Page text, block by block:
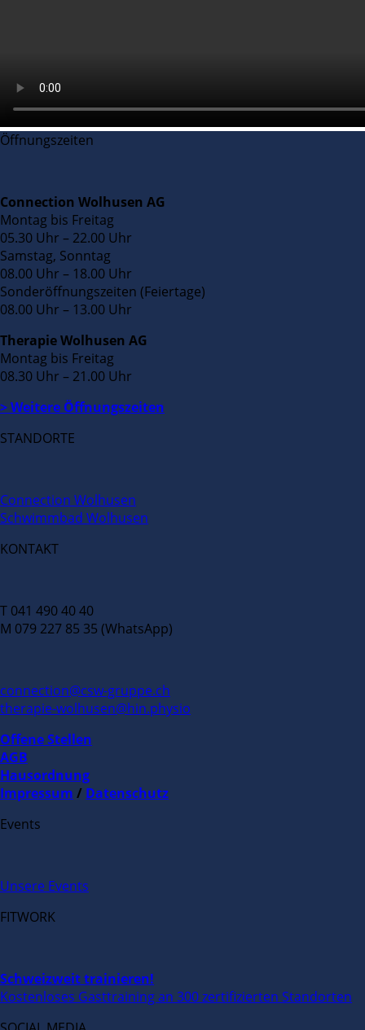
Öffnungszeiten
Connection Wolhusen AG
Montag bis Freitag
05.30 Uhr – 22.00 Uhr
Samstag, Sonntag
08.00 Uhr – 18.00 Uhr
Sonderöffnungszeiten (Feiertage)
08.00 Uhr – 13.00 Uhr
Therapie Wolhusen AG
Montag bis Freitag
08.30 Uhr – 21.00 Uhr
> Weitere Öffnungszeiten
STANDORTE
Connection Wolhusen
Schwimmbad Wolhusen
KONTAKT
T 041 490 40 40
M 079 227 85 35 (WhatsApp)
connection@csw-gruppe.ch
therapie-wolhusen@hin.physio
Offene Stellen
AGB
Hausordnung
Impressum / Datenschutz
Events
Unsere Events
FITWORK
Schweizweit trainieren!
Kostenloses Gasttraining an 300 zertifizierten Standorten